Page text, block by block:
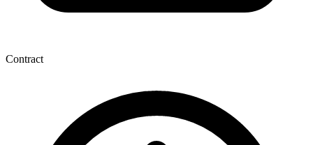
Contract